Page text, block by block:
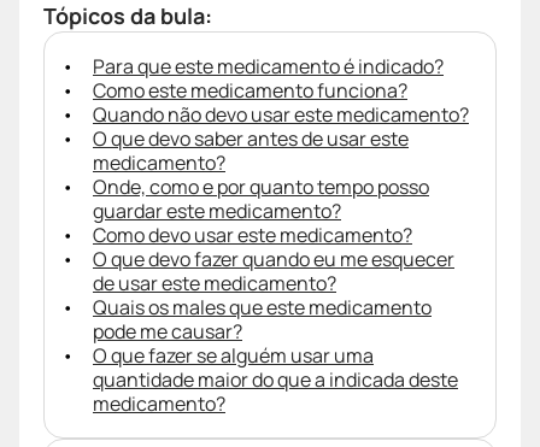
Tópicos da bula:
Para que este medicamento é indicado?
Como este medicamento funciona?
Quando não devo usar este medicamento?
O que devo saber antes de usar este
medicamento?
Onde, como e por quanto tempo posso
guardar este medicamento?
Como devo usar este medicamento?
O que devo fazer quando eu me esquecer
de usar este medicamento?
Quais os males que este medicamento
pode me causar?
O que fazer se alguém usar uma
quantidade maior do que a indicada deste
medicamento?